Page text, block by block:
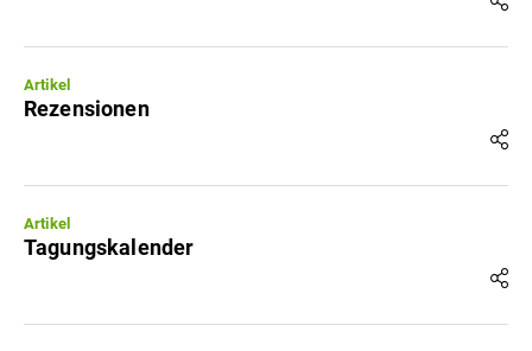
Artikel
Rezensionen
Artikel
Tagungskalender